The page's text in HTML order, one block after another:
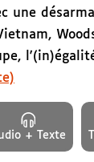
une
+ Texte